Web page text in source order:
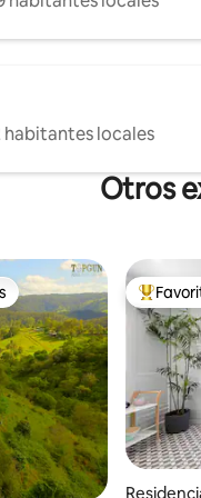
habitantes locales
Otros
huéspedes De los